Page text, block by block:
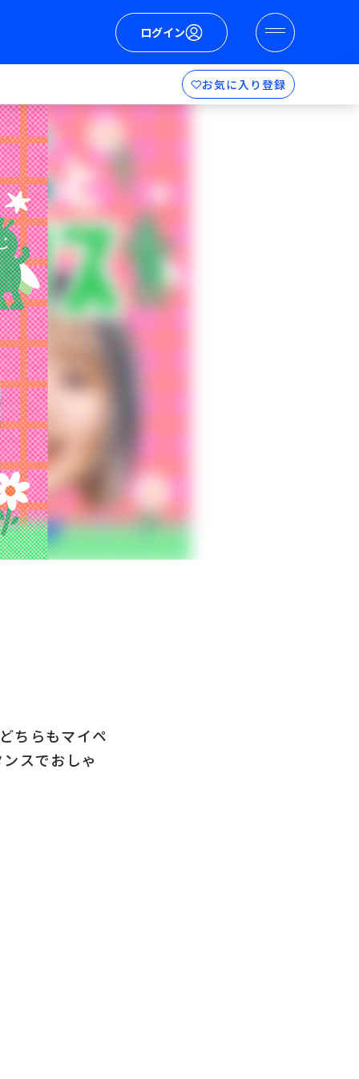
ログイン
お気に入り登録
ちらもマイペ
スでおしゃ